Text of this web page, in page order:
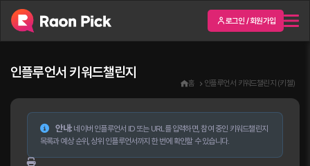
로그인 / 회원가입
인플루언서 키워드챌린지
홈 인플루언서 키워드챌린지 (키첼)
안내: 네이버 인플루언서 ID 또는 URL를 입력하면, 참여 중인 키워드챌린지
목록과 예상 순위, 상위 인플루언서까지 한 번에 확인할 수 있습니다.